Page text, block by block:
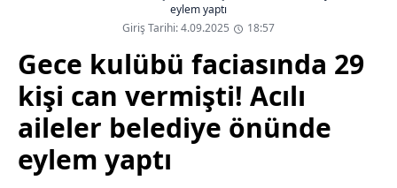
eylem yaptı
Giriş Tarihi: 4.09.2025
18:57
Gece kulübü faciasında 29
kişi can vermişti! Acılı
aileler belediye önünde
eylem yaptı